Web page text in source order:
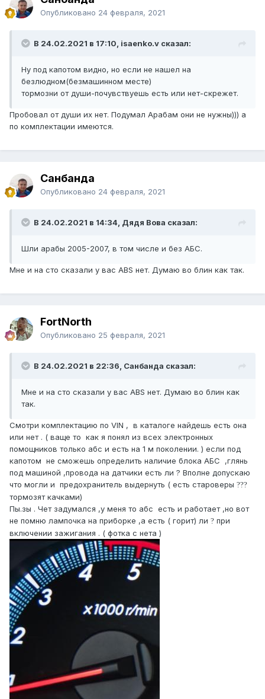
Опубликовано 24 февраля, 2021
В 24.02.2021 в 17:10, isaenko.v сказал:
Ну под капотом видно, но если не нашел на
безлюдном(безмашинном месте)
тормозни от души-почувствуешь есть или нет-скрежет.
Пробовал от души их нет. Подумал Арабам они не нужны))) а
по комплектации имеются.
Санбанда
Опубликовано 24 февраля, 2021
В 24.02.2021 в 14:34, Дядя Вова сказал:
Шли арабы 2005-2007, в том числе и без АБС.
Мне и на сто сказали у вас АВS нет. Думаю во блин как так.
FоrtNorth
Опубликовано 25 февраля, 2021
В 24.02.2021 в 22:36, Санбанда сказал:
Мне и на сто сказали у вас АВS нет. Думаю во блин как
так.
Смотри комплектацию по VIN , в каталоге найдешь есть она
или нет . ( ваще то как я понял из всех электронных
помощников только абс и есть на 1 м поколении. ) если под
капотом не сможешь определить наличие блока АБС ,глянь
под машиной ,провода на датчики есть ли ? Вполне допускаю
что могли и предохранитель выдернуть ( есть староверы ???
тормозят качками)
Пы.зы . Чет задумался ,у меня то абс есть и работает ,но вот
не помню лампочка на приборке ,а есть ( горит) ли ? при
включении зажигания . ( фотка с нета )